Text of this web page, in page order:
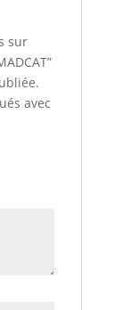
sur
avec